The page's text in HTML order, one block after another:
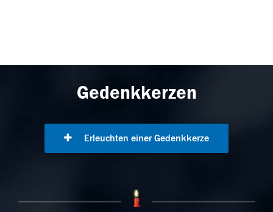
Gedenkkerzen
Erleuchten einer Gedenkkerze